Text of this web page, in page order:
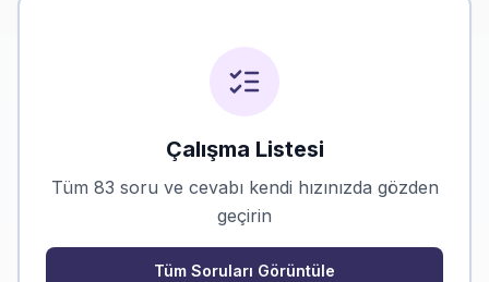
Çalışma Listesi
Tüm 83 soru ve cevabı kendi hızınızda gözden
geçirin
Tüm Soruları Görüntüle